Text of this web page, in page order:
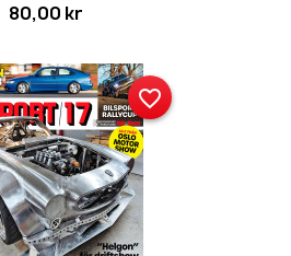
80,00 kr
favorite_border